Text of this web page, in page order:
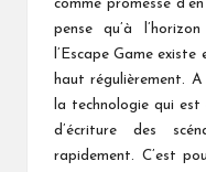
comme promesse
pense qu’à
l’Escape Game
haut régulièrement.
la technologie qui
d’écriture des
rapidement. C’est